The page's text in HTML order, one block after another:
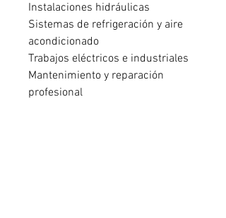
Instalaciones hidráulicas
Sistemas de refrigeración y aire
acondicionado
Trabajos eléctricos e industriales
Mantenimiento y reparación
profesional